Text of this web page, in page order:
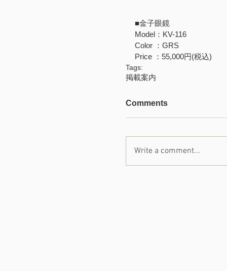
■金子眼鏡
Model：KV-116
Color ：GRS
Price ：55,000円(税込)
Tags:
掲載案内
Comments
Write a comment...